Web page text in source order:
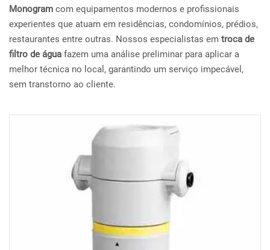
Monogram com equipamentos modernos e profissionais
experientes que atuam em residências, condomínios, prédios,
restaurantes entre outras. Nossos especialistas em troca de
filtro de água fazem uma análise preliminar para aplicar a
melhor técnica no local, garantindo um serviço impecável,
sem transtorno ao cliente.